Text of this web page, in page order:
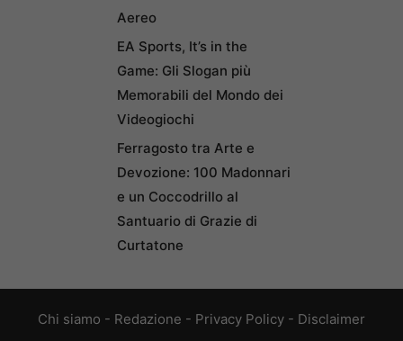
Aereo
EA Sports, It’s in the
Game: Gli Slogan più
Memorabili del Mondo dei
Videogiochi
Ferragosto tra Arte e
Devozione: 100 Madonnari
e un Coccodrillo al
Santuario di Grazie di
Curtatone
Chi siamo - Redazione - Privacy Policy - Disclaimer